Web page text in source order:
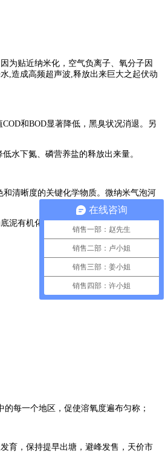
为贴近纳米化，空气负离子、氧分子因
,造成高频超声波,释放出来巨大之起伏动
和BOD显著降低，黑臭状况消退。另
水下氮、磷营养盐的释放出来量。
清晰度的关键化学物质。微纳米气泡河
泥有机化学空气污染物的溶解，逐步完
每一个地区，促使溶氧度遍布匀称；
育，保持提早出塘，避峰发售，天价市
在线咨询
销售一部：赵先生
销售二部：卢小姐
销售三部：姜小姐
销售四部：许小姐